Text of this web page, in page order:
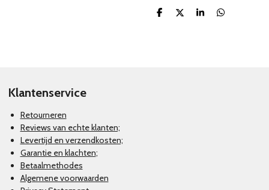
D
D
S
D
Klantenservice
Retourneren
Reviews van echte klanten;
Levertijd en verzendkosten;
Garantie en klachten;
Betaalmethodes
Algemene voorwaarden